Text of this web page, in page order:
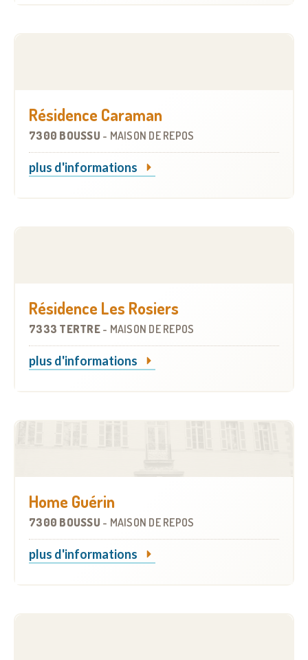
Résidence Caraman
7300 BOUSSU - MAISON DE REPOS
plus d'informations
Résidence Les Rosiers
7333 TERTRE - MAISON DE REPOS
plus d'informations
Home Guérin
7300 BOUSSU - MAISON DE REPOS
plus d'informations